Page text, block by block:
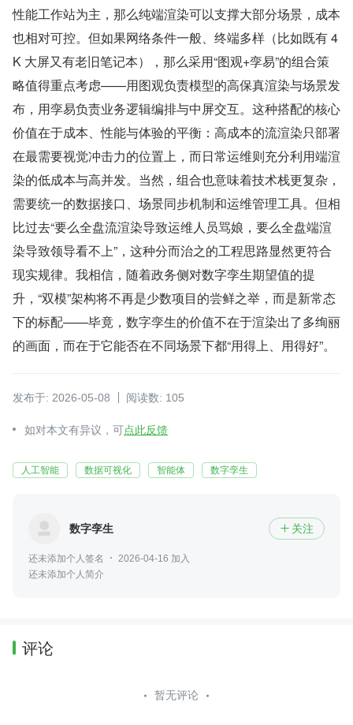
性能工作站为主，那么纯端渲染可以支撑大部分场景，成本
也相对可控。但如果网络条件一般、终端多样（比如既有 4
K 大屏又有老旧笔记本），那么采用“图观+孪易”的组合策
略值得重点考虑——用图观负责模型的高保真渲染与场景发
布，用孪易负责业务逻辑编排与中屏交互。这种搭配的核心
价值在于成本、性能与体验的平衡：高成本的流渲染只部署
在最需要视觉冲击力的位置上，而日常运维则充分利用端渲
染的低成本与高并发。当然，组合也意味着技术栈更复杂，
需要统一的数据接口、场景同步机制和运维管理工具。但相
比过去“要么全盘流渲染导致运维人员骂娘，要么全盘端渲
染导致领导看不上”，这种分而治之的工程思路显然更符合
现实规律。我相信，随着政务侧对数字孪生期望值的提
升，“双模”架构将不再是少数项目的尝鲜之举，而是新常态
下的标配——毕竟，数字孪生的价值不在于渲染出了多绚丽
的画面，而在于它能否在不同场景下都“用得上、用得好”。
发布于: 2026-05-08 阅读数: 105
如对本文有异议，可点此反馈
人工智能 数据可视化 智能体 数字孪生
数字孪生  关注
还未添加个人签名
2026-04-16 加入
还未添加个人简介
评论
暂无评论